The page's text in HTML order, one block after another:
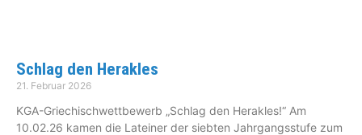
Schlag den Herakles
21. Februar 2026
KGA-Griechischwettbewerb „Schlag den Herakles!“ Am
10.02.26 kamen die Lateiner der siebten Jahrgangsstufe zum